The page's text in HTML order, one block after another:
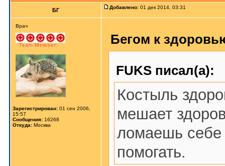
БГ Добавлено: 01 дек 2014, 03:31
Врач
Зарегистрирован: 01 сен 2006,
15:57
Сообщения: 16268
Откуда: Москва
Бегом к
FUKS писал(а):
Костыль
мешает
ломаешь себе
помогать.